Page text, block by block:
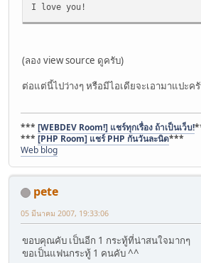
I love you!
(ลอง view source ดูครับ)
ต่อแต่นี้ไปว่างๆ หรือมีไอเดียจะเอามาแปะค
*** [WEBDEV Room!] แชร์ทุกเรื่อง ถ้าเป็นเว็บ!
*** [PHP Room] แชร์ PHP กันวันละนิด***
Web blog
pete
05 มีนาคม 2007, 19:33:06
ขอบคุณคับ เป็นอีก 1 กระทู้ที่น่าสนใจมากๆ
ขอเป็นแฟนกระทู้ 1 คนคับ ^^